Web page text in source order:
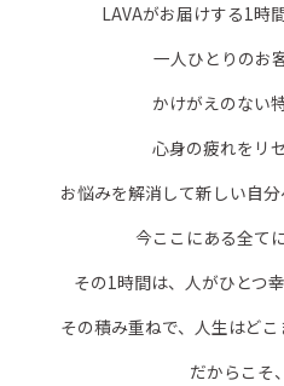
LAVAがお届けする1時
一人ひとりのお
かけがえのない
心身の疲れをリ
お悩みを解消して新しい自分
今ここにある全て
その1時間は、人がひとつ
その積み重ねで、人生はどこ
だからこそ